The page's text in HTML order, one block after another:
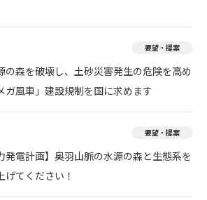
要望・提案
の森を破壊し、土砂災害発生の危険を高め
ガ風車」建設規制を国に求めます
要望・提案
発電計画】奥羽山脈の水源の森と生態系を
てください！